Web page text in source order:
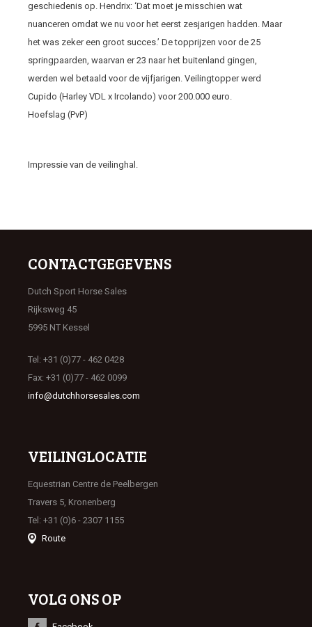
geschiedenis op. Hendrix: ‘Dat moet je misschien wat
nuanceren omdat we nu voor het eerst zesjarigen hadden. Maar
het was zeker een groot succes.’ De topprijzen voor de 25
springpaarden, waarvan er 23 naar het buitenland gingen,
werden wel betaald voor de vijfjarigen. Veilingtopper werd
Cupido (Harley VDL x Ircolando) voor 200.000 euro.
Hoefslag (PvP)
Impressie van de veilinghal.
CONTACTGEGEVENS
Dutch Sport Horse Sales
Rijksweg 45
5995 NT Kessel
Tel: +31 (0)77 - 462 0428
Fax: +31 (0)77 - 462 0099
info@dutchhorsesales.com
VEILINGLOCATIE
Equestrian Centre de Peelbergen
Travers 5, Kronenberg
Tel: +31 (0)6 - 2307 1155
Route
VOLG ONS OP